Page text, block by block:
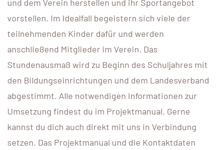
und dem Verein herstellen und ihr Sportangebot
vorstellen. Im Idealfall begeistern sich viele der
teilnehmenden Kinder dafür und werden
anschließend Mitglieder im Verein. Das
Stundenausmaß wird zu Beginn des Schuljahres mit
den Bildungseinrichtungen und dem Landesverband
abgestimmt. Alle notwendigen Informationen zur
Umsetzung findest du im Projektmanual. Gerne
kannst du dich auch direkt mit uns in Verbindung
setzen. Das Projektmanual und die Kontaktdaten